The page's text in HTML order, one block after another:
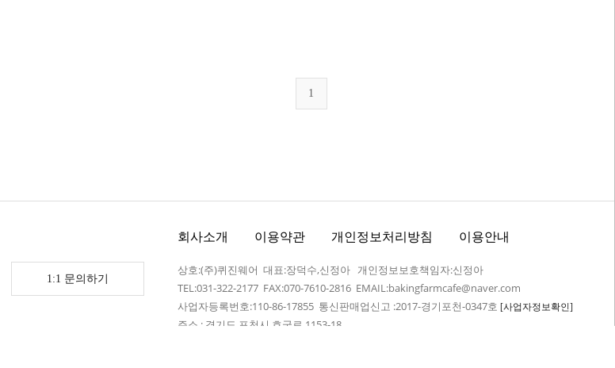
1
1:1 문의하기
회사소개 이용약관 개인정보처리방침 이용안내
상호:(주)퀴진웨어 대표:장덕수,신정아 개인정보보호책임자:신정아
TEL:031-322-2177 FAX:070-7610-2816 EMAIL:bakingfarmcafe@naver.com
사업자등록번호:110-86-17855 통신판매업신고 :2017-경기포천-0347호 [사업자정보확인]
주소 : 경기도 포천시 호국로 1153-18